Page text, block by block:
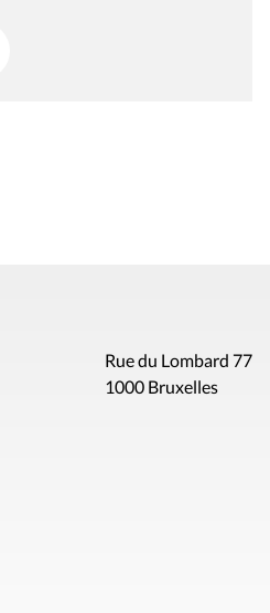
Rue du Lombard 77
1000 Bruxelles